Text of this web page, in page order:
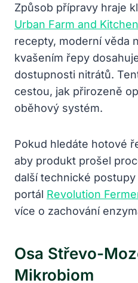
Způsob přípravy hraje
Urban Farm and Kitchen
recepty, moderní věda
kvašením řepy
dostupnosti nitrátů.
cestou, jak přirozeně
oběhový systém.
Pokud hledáte hotové
aby produkt prošel
další technické
portál Revolution
více o zachování
Osa Střevo-
Mikrobiom